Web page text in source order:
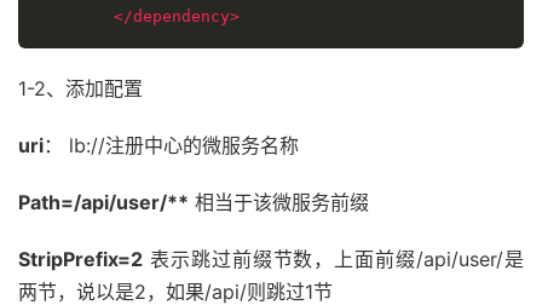
</dependency>
1-2、添加配置
uri： lb://注册中心的微服务名称
Path=/api/user/** 相当于该微服务前缀
StripPrefix=2 表示跳过前缀节数，上面前缀/api/user/是
两节，说以是2，如果/api/则跳过1节